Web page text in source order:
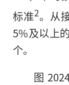
标准2。从
5%及以上
个。
图